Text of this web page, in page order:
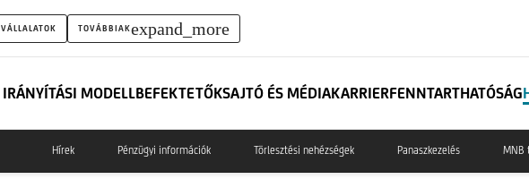
VÁLLALATOK TOVÁBBIAKexpand_more
IRÁNYÍTÁSI MODELLBEFEKTETŐKSAJTÓ ÉS MÉDIAKARRIERFENNTARTHATÓSÁG
Hírek Pénzügyi információk Törlesztési nehézségek Panaszkezelés MNB